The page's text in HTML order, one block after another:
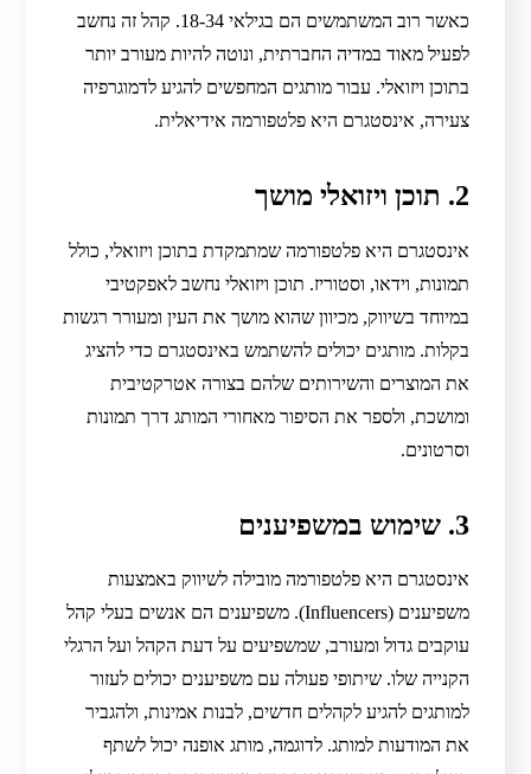
כאשר רוב המשתמשים הם בגילאי 18-34. קהל זה נחשב
לפעיל מאוד במדיה החברתית, ונוטה להיות מעורב יותר
בתוכן ויזואלי. עבור מותגים המחפשים להגיע לדמוגרפיה
צעירה, אינסטגרם היא פלטפורמה אידיאלית.
2. תוכן ויזואלי מושך
אינסטגרם היא פלטפורמה שמתמקדת בתוכן ויזואלי, כולל
תמונות, וידאו, וסטוריז. תוכן ויזואלי נחשב לאפקטיבי
במיוחד בשיווק, מכיוון שהוא מושך את העין ומעורר רגשות
בקלות. מותגים יכולים להשתמש באינסטגרם כדי להציג
את המוצרים והשירותים שלהם בצורה אטרקטיבית
ומושכת, ולספר את הסיפור מאחורי המותג דרך תמונות
וסרטונים.
3. שימוש במשפיענים
אינסטגרם היא פלטפורמה מובילה לשיווק באמצעות
משפיענים (Influencers). משפיענים הם אנשים בעלי קהל
עוקבים גדול ומעורב, שמשפיעים על דעת הקהל ועל הרגלי
הקנייה שלו. שיתופי פעולה עם משפיענים יכולים לעזור
למותגים להגיע לקהלים חדשים, לבנות אמינות, ולהגביר
את המודעות למותג. לדוגמה, מותג אופנה יכול לשתף